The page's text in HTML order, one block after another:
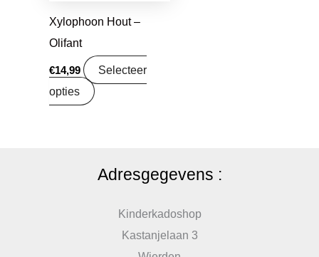
Xylophoon Hout –
Olifant
€14,99
Selecteer
opties
Adresgegevens :
Kinderkadoshop
Kastanjelaan 3